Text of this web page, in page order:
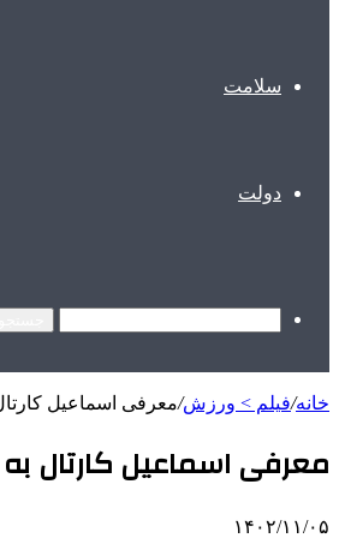
سلامت
دولت
خانه/فیلم > ورزش/معرفی اسماعیل
معرفی اسماعیل کارتال
۱۴۰۲/۱۱/۰۵